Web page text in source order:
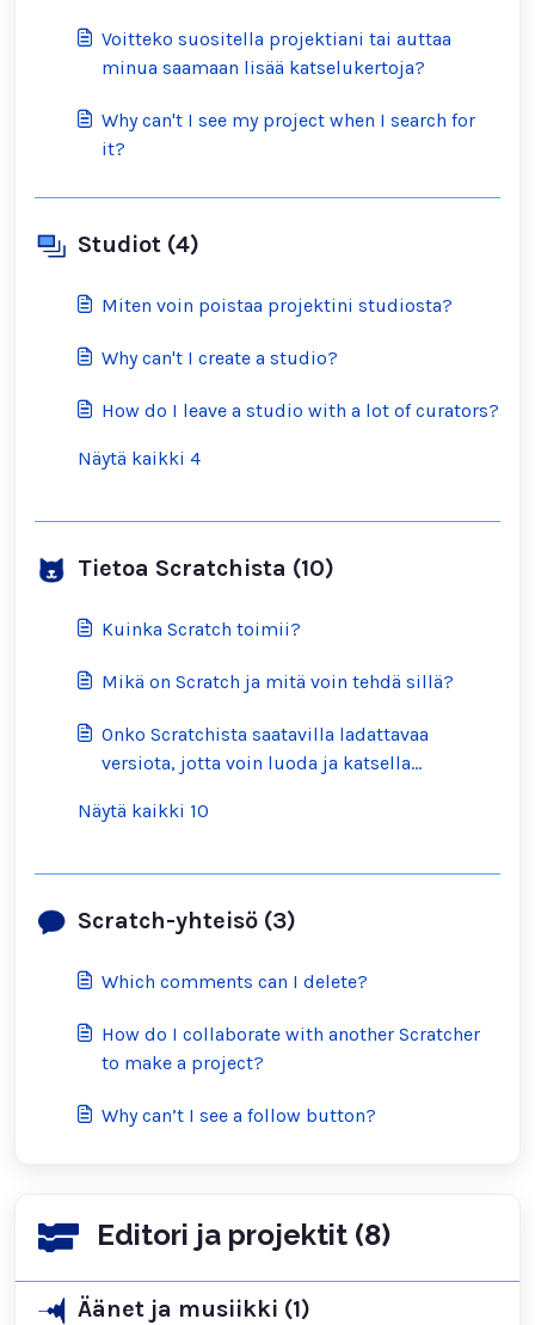
Voitteko suositella projektiani tai auttaa
minua saamaan lisää katselukertoja?
Why can't I see my project when I search for
it?
Studiot (4)
Miten voin poistaa projektini studiosta?
Why can't I create a studio?
How do I leave a studio with a lot of curators?
Näytä kaikki 4
Tietoa Scratchista (10)
Kuinka Scratch toimii?
Mikä on Scratch ja mitä voin tehdä sillä?
Onko Scratchista saatavilla ladattavaa
versiota, jotta voin luoda ja katsella
Näytä kaikki 10
Scratch-yhteisö (3)
Which comments can I delete?
How do I collaborate with another Scratcher
to make a project?
Why can’t I see a follow button?
Editori ja projektit (8)
Äänet ja musiikki (1)